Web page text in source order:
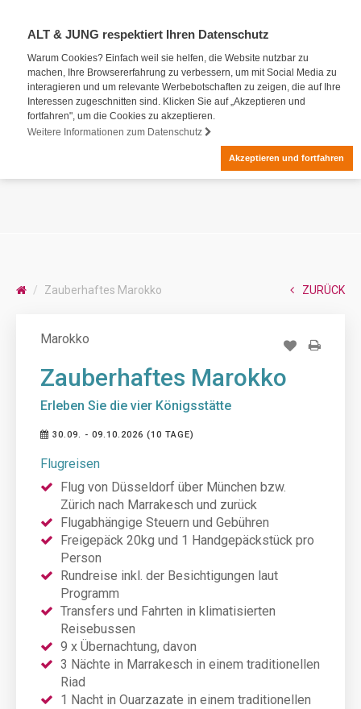
ALT & JUNG respektiert Ihren Datenschutz
Warum Cookies? Einfach weil sie helfen, die Website nutzbar zu
machen, Ihre Browsererfahrung zu verbessern, um mit Social Media zu
interagieren und um relevante Werbebotschaften zu zeigen, die auf Ihre
Interessen zugeschnitten sind. Klicken Sie auf „Akzeptieren und
fortfahren", um die Cookies zu akzeptieren.
Weitere Informationen zum Datenschutz
Akzeptieren und fortfahren
Zauberhaftes Marokko ZURÜCK
Marokko
Zauberhaftes Marokko
Erleben Sie die vier Königsstätte
30.09. - 09.10.2026 (10 TAGE)
Flugreisen
Flug von Düsseldorf über München bzw.
Zürich nach Marrakesch und zurück
Flugabhängige Steuern und Gebühren
Freigepäck 20kg und 1 Handgepäckstück pro
Person
Rundreise inkl. der Besichtigungen laut
Programm
Transfers und Fahrten in klimatisierten
Reisebussen
9 x Übernachtung, davon
3 Nächte in Marrakesch in einem traditionellen
Riad
1 Nacht in Ouarzazate in einem traditionellen